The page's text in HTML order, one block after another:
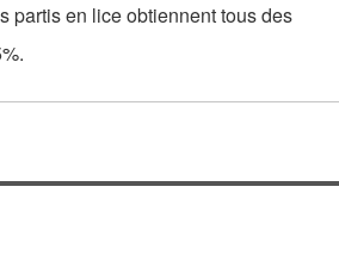
partis en lice obtiennent tous des